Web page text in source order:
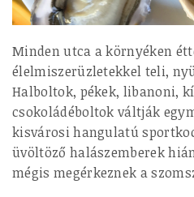
Minden utca a környéken
élelmiszerüzletekkel teli,
Halboltok, pékek, libanoni,
csokoládéboltok váltják
kisvárosi hangulatú
üvöltöző halászemberek
mégis megérkeznek a